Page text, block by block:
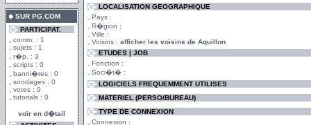
SUR PG.COM
PARTICIPAT.
comm. : 1
sujets : 1
r�p. : 3
scripts : 0
banni�res : 0
sondages : 0
votes : 0
tutorials : 0
voir en d�tail
LOCALISATION GEOGRAPHIQUE
Pays :
R�gion :
Ville :
Voisins : afficher les voisins de Aquillon
ETUDES | JOB
Fonction :
Soci�t� :
LOGICIELS FREQUEMMENT UTILISES
MATERIEL (PERSO/BUREAU)
TYPE DE CONNEXION
Connexion :